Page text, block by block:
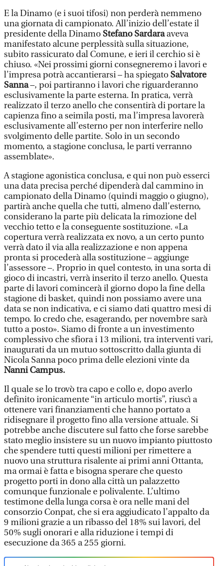
E la Dinamo (e i suoi tifosi) non perderà nemmeno
una giornata di campionato. All’inizio dell’estate il
presidente della Dinamo Stefano Sardaraaveva
manifestato alcune perplessità sulla situazione,
subito rassicurato dal Comune, e ieri il cerchio si è
chiuso. «Nei prossimi giorni consegneremo i lavori e
l’impresa potrà accantierarsi – ha spiegato Salvatore
Sanna–, poi partiranno i lavori che riguarderanno
esclusivamente la parte esterna. In pratica, verrà
realizzato il terzo anello che consentirà di portare la
capienza fino a seimila posti, ma l’impresa lavorerà
esclusivamente all’esterno per non interferire nello
svolgimento delle partite. Solo in un secondo
momento, a stagione conclusa, le parti verranno
assemblate».
A stagione agonistica conclusa, e qui non può esserci
una data precisa perché dipenderà dal cammino in
campionato della Dinamo (quindi maggio o giugno),
partirà anche quella che tutti, almeno dall’esterno,
considerano la parte più delicata la rimozione del
vecchio tetto e la conseguente sostituzione. «La
copertura verrà realizzata ex novo, a un certo punto
verrà dato il via alla realizzazione e non appena
pronta si procederà alla sostituzione – aggiunge
l’assessore –. Proprio in quel contesto, in una sorta di
gioco di incastri, verrà inserito il terzo anello. Questa
parte di lavori comincerà il giorno dopo la fine della
stagione di basket, quindi non possiamo avere una
data se non indicativa, e ci siamo dati quattro mesi di
tempo. Io credo che, esagerando, per novembre sarà
tutto a posto». Siamo di fronte a un investimento
complessivo che sfiora i 13 milioni, tra interventi vari,
inaugurati da un mutuo sottoscritto dalla giunta di
Nicola Sanna poco prima delle elezioni vinte da
Nanni Campus.
Il quale se lo trovò tra capo e collo e, dopo averlo
definito ironicamente “in articulo mortis”, riuscì a
ottenere vari finanziamenti che hanno portato a
ridisegnare il progetto fino alla versione attuale. Si
potrebbe anche discutere sul fatto che forse sarebbe
stato meglio insistere su un nuovo impianto piuttosto
che spendere tutti questi milioni per rimettere a
nuovo una struttura risalente ai primi anni Ottanta,
ma ormai è fatta e bisogna sperare che questo
progetto porti in dono alla città un palazzetto
comunque funzionale e polivalente. L’ultimo
testimone della lunga corsa è ora nelle mani del
consorzio Conpat, che si era aggiudicato l’appalto da
9 milioni grazie a un ribasso del 18% sui lavori, del
50% sugli onorari e alla riduzione i tempi di
esecuzione da 365 a 255 giorni.